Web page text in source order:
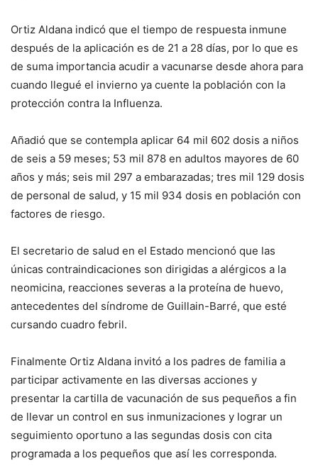
Ortiz Aldana indicó que el tiempo de respuesta inmune
después de la aplicación es de 21 a 28 días, por lo que es
de suma importancia acudir a vacunarse desde ahora para
cuando llegué el invierno ya cuente la población con la
protección contra la Influenza.
Añadió que se contempla aplicar 64 mil 602 dosis a niños
de seis a 59 meses; 53 mil 878 en adultos mayores de 60
años y más; seis mil 297 a embarazadas; tres mil 129 dosis
de personal de salud, y 15 mil 934 dosis en población con
factores de riesgo.
El secretario de salud en el Estado mencionó que las
únicas contraindicaciones son dirigidas a alérgicos a la
neomicina, reacciones severas a la proteína de huevo,
antecedentes del síndrome de Guillain-Barré, que esté
cursando cuadro febril.
Finalmente Ortiz Aldana invitó a los padres de familia a
participar activamente en las diversas acciones y
presentar la cartilla de vacunación de sus pequeños a fin
de llevar un control en sus inmunizaciones y lograr un
seguimiento oportuno a las segundas dosis con cita
programada a los pequeños que así les corresponda.